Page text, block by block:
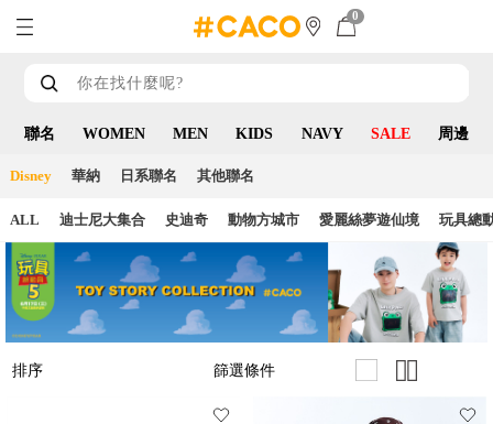
0
聯名 WOMEN MEN KIDS NAVY SALE 周邊
Disney 華納 日系聯名 其他聯名
ALL 迪士尼大集合 史迪奇 動物方城市 愛麗絲夢遊仙境 玩具總
排序 篩選條件